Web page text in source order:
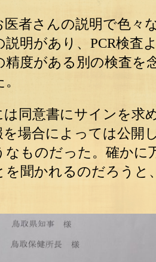
医者さんの説明で色々
説明があり、PCR検査
精度がある別の検査
は同意書にサインを求
を場合によっては公開
なものだった。確かに
を聞かれるのだろうと